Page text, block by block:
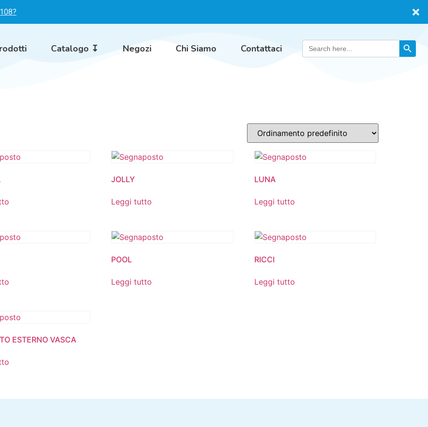
Catalogo ↧ Negozi Chi Siamo Contattaci
Search
for:
Search
JOLLY
Leggi tutto
LUNA
Leggi tutto
POOL
Leggi tutto
RICCI
Leggi tutto
ESTERNO VASCA